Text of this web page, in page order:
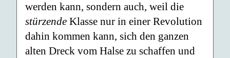
werden kann, sondern auch, weil die
stürzende Klasse nur in einer Revolution
dahin kommen kann, sich den ganzen
alten Dreck vom Halse zu schaffen und